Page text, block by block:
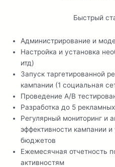
Быстрый
Администрирование и
Настройка и установка
итд)
Запуск таргетированной
кампании (1 социальная
Проведение A/B
Разработка до 5
Регулярный мониторинг и
эффективности кампании
бюджетов
Ежемесячная отчетность
активностям